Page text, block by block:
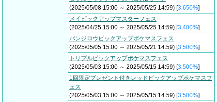
(2025/05/08 15:00 ～ 2025/05/25 14:59) [3.650%]
メイピックアップマスターフェス
(2025/04/25 15:00 ～ 2025/05/25 14:59) [3.400%]
バンジロウピックアップポケマスフェス
(2025/05/05 15:00 ～ 2025/05/21 14:59) [3.500%]
トリプルピックアップポケマスフェス
(2025/05/03 15:00 ～ 2025/05/15 14:59) [3.500%]
1回限定プレゼント付きレッドピックアップポケマスフ
ェス
(2025/05/03 15:00 ～ 2025/05/15 14:59) [3.500%]